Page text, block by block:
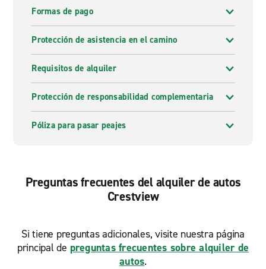
Formas de pago
Protección de asistencia en el camino
Requisitos de alquiler
Protección de responsabilidad complementaria
Póliza para pasar peajes
Preguntas frecuentes del alquiler de autos
Crestview
Si tiene preguntas adicionales, visite nuestra página
principal de preguntas frecuentes sobre alquiler de
autos.